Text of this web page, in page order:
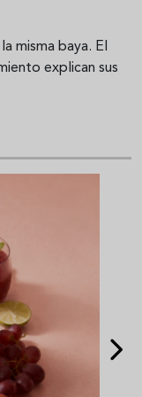
misma baya. El
explican sus